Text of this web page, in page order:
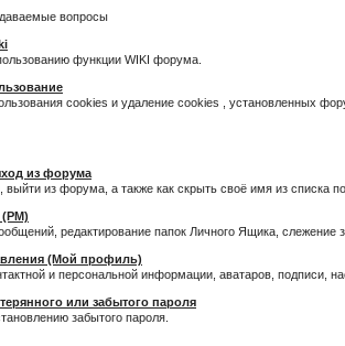
вопросы
функции WIKI форума.
cookies и удаление cookies , установленных
из форума
выйти из форума, а также как скрыть своё имя из списка
редактирование папок Личного Ящика,
(Мой профиль)
и персональной информации, аватаров,
или забытого пароля
забытого пароля.